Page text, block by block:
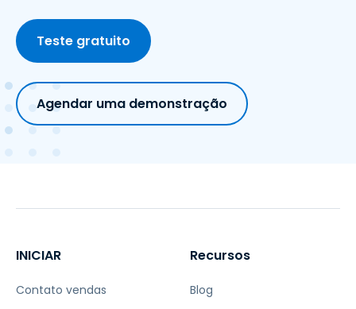
Teste gratuito
Agendar uma demonstração
INICIAR
Contato vendas
Recursos
Blog